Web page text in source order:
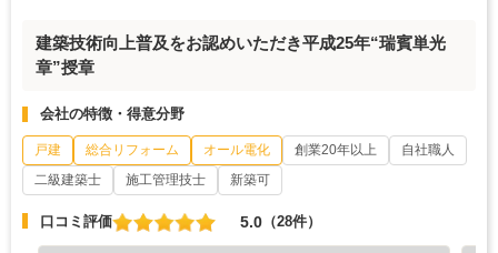
建築技術向上普及をお認めいただき平成25年“瑞賓単光
章”授章
会社の特徴・得意分野
戸建 総合リフォーム オール電化 創業20年以上
自社職人
二級建築士
施工管理技士 新築可
口コミ評価 5.0 （28件）